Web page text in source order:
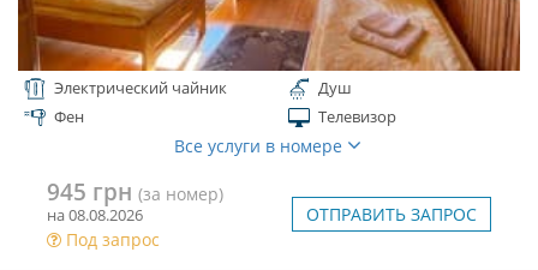
Электрический чайник
Душ
Фен
Телевизор
Все услуги в номере
945 грн (за номер)
на 08.08.2026
Под запрос
ОТПРАВИТЬ ЗАПРОС